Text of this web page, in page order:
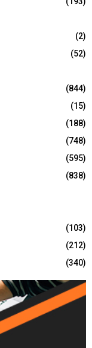
(2)
(52)
(844)
(15)
(188)
(748)
(595)
(838)
(103)
(212)
(340)